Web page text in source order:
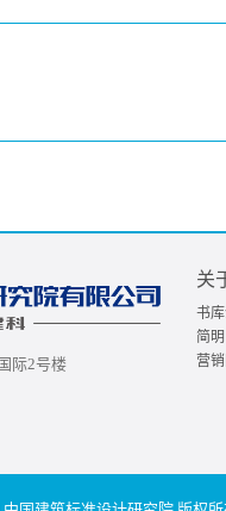
际2号楼
关
书
简
营